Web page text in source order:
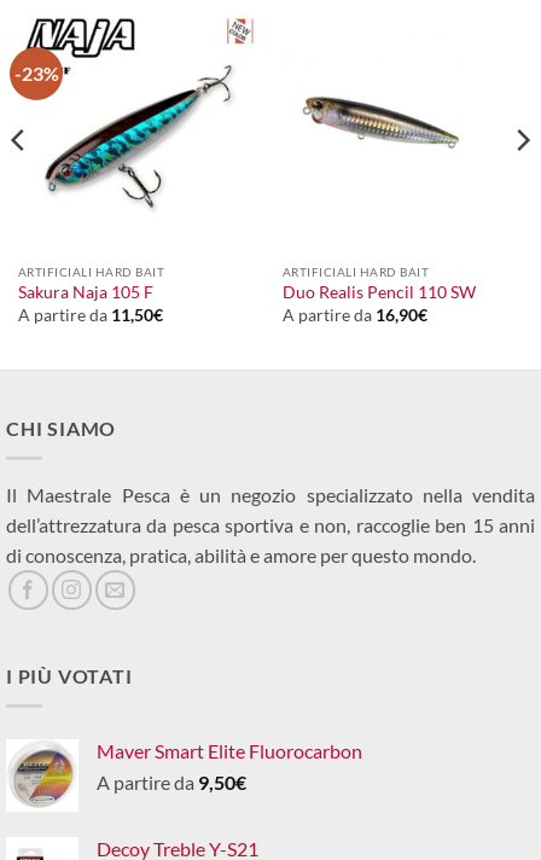
-23%
ARTIFICIALI HARD BAIT
Sakura Naja 105 F
A partire da 11,50€
ARTIFICIALI HARD BAIT
Duo Realis Pencil 110 SW
A partire da 16,90€
CHI SIAMO
Il Maestrale Pesca è un negozio specializzato nella vendita
dell’attrezzatura da pesca sportiva e non, raccoglie ben 15 anni
di conoscenza, pratica, abilità e amore per questo mondo.
I PIÙ VOTATI
Maver Smart Elite Fluorocarbon
A partire da 9,50€
Decoy Treble Y-S21